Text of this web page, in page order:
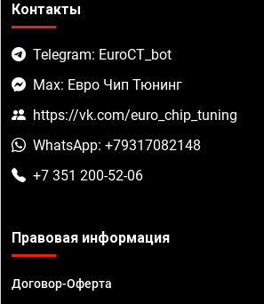
Контакты
Telegram: EuroCT_bot
Max: Евро Чип Тюнинг
https://vk.com/euro_chip_tuning
WhatsApp: +79317082148
+7 351 200-52-06
Правовая информация
Договор-Оферта